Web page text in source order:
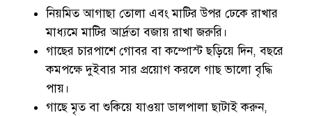
নিয়মিত আগাছা তোলা এবং মাটির উপর ঢেকে রাখার
মাধ্যমে মাটির আর্দ্রতা বজায় রাখা জরুরি।
গাছের চারপাশে গোবর বা কম্পোস্ট ছড়িয়ে দিন, বছরে
কমপক্ষে দুইবার সার প্রয়োগ করলে গাছ ভালো বৃদ্ধি
পায়।
গাছে মৃত বা শুকিয়ে যাওয়া ডালপালা ছাটাই করুন,